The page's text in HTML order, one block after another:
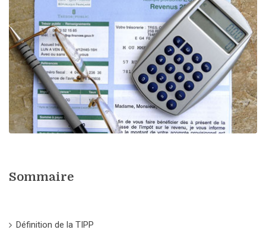
Sommaire
Définition de la TIPP